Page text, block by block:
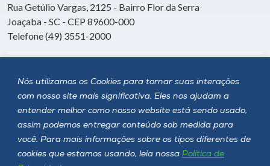
Nós utilizamos os Cookies para tornar suas interações
com nosso site mais significativa. Eles nos ajudam a
entender melhor como nosso website está sendo usado,
assim podemos entregar conteúdo sob medida para
você. Para mais informações sobre os tipos diferentes de
cookies que estamos usando, leia nossa Política de
Rua Getúlio Vargas, 2125 - Bairro Flor da Serra
Joaçaba - SC - CEP 89600-000
Telefone (49) 3551-2000
Siga a Unoesc